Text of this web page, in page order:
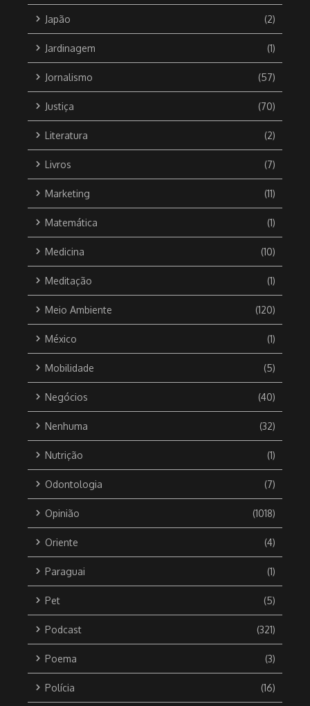
Japão (2)
Jardinagem (1)
Jornalismo (57)
Justiça (70)
Literatura (2)
Livros (7)
Marketing (11)
Matemática (1)
Medicina (10)
Meditação (1)
Meio Ambiente (120)
México (1)
Mobilidade (5)
Negócios (40)
Nenhuma (32)
Nutrição (1)
Odontologia (7)
Opinião (1018)
Oriente (4)
Paraguai (1)
Pet (5)
Podcast (321)
Poema (3)
Polícia (16)